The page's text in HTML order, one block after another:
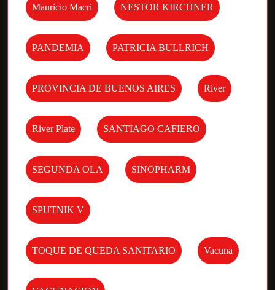
Mauricio Macri NESTOR KIRCHNER
PANDEMIA PATRICIA BULLRICH
PROVINCIA DE BUENOS AIRES River
River Plate SANTIAGO CAFIERO
SEGUNDA OLA SINOPHARM
SPUTNIK V
TOQUE DE QUEDA SANITARIO Vacuna